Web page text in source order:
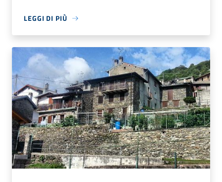
LEGGI DI PIÙ